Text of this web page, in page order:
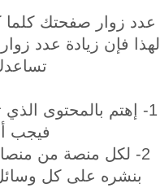
عدد زوار صفحتك
لهذا فإن زيادة عدد
1- إهتم بالمحتوى
فيجب
2- لكل منصة من
بنشره على كل